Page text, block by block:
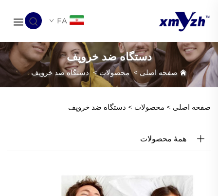
FA
دستگاه ضد خروپف
صفحه اصلی >محصولات>دستگاه ضد خروپف
صفحه اصلی > محصولات > دستگاه ضد خروپف
همهٔ محصولات